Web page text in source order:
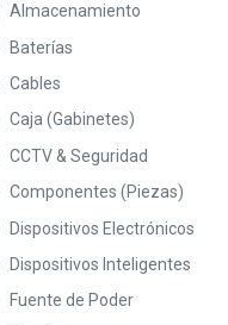
Almacenamiento
Baterías
Cables
Caja (Gabinetes)
CCTV & Seguridad
Componentes (Piezas)
Dispositivos Electrónicos
Dispositivos Inteligentes
Fuente de Poder